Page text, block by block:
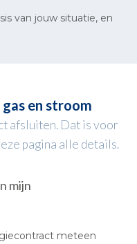
van jouw situatie, en
en stroom
afsluiten. Dat is voor
pagina alle details.
mijn
meteen